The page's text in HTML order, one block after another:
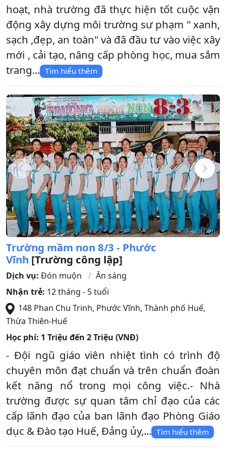
hoạt, nhà trường đã thực hiện tốt cuộc vận
động xây dựng môi trường sư phạm " xanh,
sạch ,đẹp, an toàn" và đã đầu tư vào việc xây
mới , cải tạo, nâng cấp phòng học, mua sắm
trang... Tìm hiểu thêm
Trường mầm non 8/3 - Phước
Vĩnh [Trường công lập]
Dịch vụ: Đón muộn
Ăn sáng
Nhận trẻ: 12 tháng - 5 tuổi
148 Phan Chu Trinh, Phước Vĩnh, Thành phố Huế,
Thừa Thiên-Huế
Học phí: 1 Triệu đến 2 Triệu (VNĐ)
- Đội ngũ giáo viên nhiệt tình có trình độ
chuyên môn đạt chuẩn và trên chuẩn đoàn
kết năng nổ trong mọi công việc.- Nhà
trường được sự quan tâm chỉ đạo của các
cấp lãnh đạo của ban lãnh đạo Phòng Giáo
dục & Đào tạo Huế, Đảng ủy,... Tìm hiểu thêm